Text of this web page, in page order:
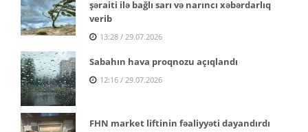
şəraiti ilə bağlı sarı və narıncı xəbərdarlıq
verib
13:28 / 29.07.2026
Sabahın hava proqnozu açıqlandı
12:16 / 29.07.2026
FHN market liftinin fəaliyyəti dayandırdı